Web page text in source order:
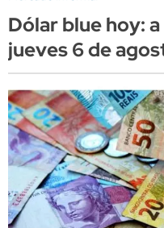
Dólar blue hoy:
jueves 6 de